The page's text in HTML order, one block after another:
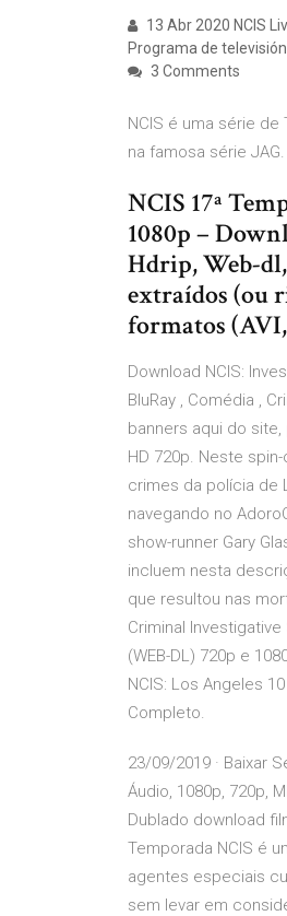
13 Abr 2020 NCIS
Programa de televisión
3 Comments
NCIS é uma série de
na famosa série
NCIS 17ª
1080p –
Hdrip, Web-
extraídos (ou
formatos
Download NCIS:
BluRay , Comédia ,
banners aqui do
HD 720p. Neste
crimes da polícia de
navegando no
show-runner Gary
incluem nesta
que resultou nas
Criminal
(WEB-DL) 720p e
NCIS: Los Angeles
Completo.
23/09/2019 · Baixar
Áudio, 1080p, 720p,
Dublado download
Temporada NCIS é
agentes especiais
sem levar em